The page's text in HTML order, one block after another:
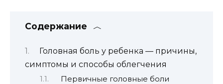
Содержание
Головная боль у ребенка — причины,
симптомы и способы облегчения
Первичные головные боли